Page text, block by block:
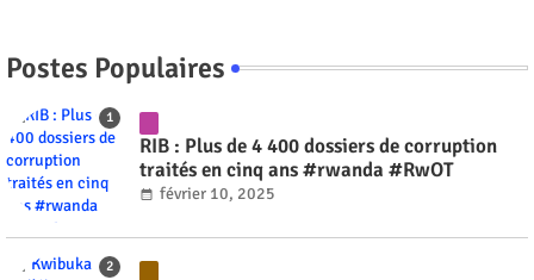
Postes Populaires
RIB : Plus de 4 400 dossiers de corruption
traités en cinq ans #rwanda #RwOT
février 10, 2025